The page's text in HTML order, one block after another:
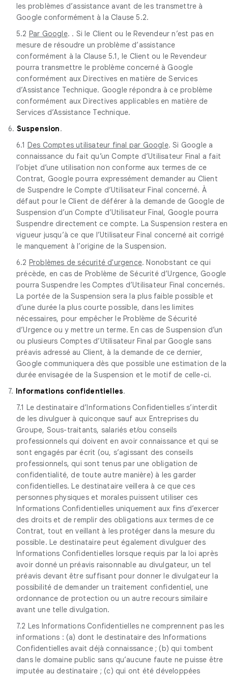
les problèmes d’assistance avant de les transmettre à
Google conformément à la Clause 5.2.
5.2 Par Google. . Si le Client ou le Revendeur n’est pas en
mesure de résoudre un problème d’assistance
conformément à la Clause 5.1, le Client ou le Revendeur
pourra transmettre le problème concerné à Google
conformément aux Directives en matière de Services
d’Assistance Technique. Google répondra à ce problème
conformément aux Directives applicables en matière de
Services d’Assistance Technique.
6. Suspension.
6.1 Des Comptes utilisateur final par Google. Si Google a
connaissance du fait qu’un Compte d’Utilisateur Final a fait
l’objet d’une utilisation non conforme aux termes de ce
Contrat, Google pourra expressément demander au Client
de Suspendre le Compte d’Utilisateur Final concerné. À
défaut pour le Client de déférer à la demande de Google de
Suspension d’un Compte d’Utilisateur Final, Google pourra
Suspendre directement ce compte. La Suspension restera en
vigueur jusqu’à ce que l’Utilisateur Final concerné ait corrigé
le manquement à l’origine de la Suspension.
6.2 Problèmes de sécurité d'urgence. Nonobstant ce qui
précède, en cas de Problème de Sécurité d’Urgence, Google
pourra Suspendre les Comptes d’Utilisateur Final concernés.
La portée de la Suspension sera la plus faible possible et
d’une durée la plus courte possible, dans les limites
nécessaires, pour empêcher le Problème de Sécurité
d’Urgence ou y mettre un terme. En cas de Suspension d’un
ou plusieurs Comptes d’Utilisateur Final par Google sans
préavis adressé au Client, à la demande de ce dernier,
Google communiquera dès que possible une estimation de la
durée envisagée de la Suspension et le motif de celle-ci.
7. Informations confidentielles.
7.1 Le destinataire d’Informations Confidentielles s’interdit
de les divulguer à quiconque sauf aux Entreprises du
Groupe, Sous-traitants, salariés et/ou conseils
professionnels qui doivent en avoir connaissance et qui se
sont engagés par écrit (ou, s’agissant des conseils
professionnels, qui sont tenus par une obligation de
confidentialité, de toute autre manière) à les garder
confidentielles. Le destinataire veillera à ce que ces
personnes physiques et morales puissent utiliser ces
Informations Confidentielles uniquement aux fins d’exercer
des droits et de remplir des obligations aux termes de ce
Contrat, tout en veillant à les protéger dans la mesure du
possible. Le destinataire peut également divulguer des
Informations Confidentielles lorsque requis par la loi après
avoir donné un préavis raisonnable au divulgateur, un tel
préavis devant être suffisant pour donner le divulgateur la
possibilité de demander un traitement confidentiel, une
ordonnance de protection ou un autre recours similaire
avant une telle divulgation.
7.2 Les Informations Confidentielles ne comprennent pas les
informations : (a) dont le destinataire des Informations
Confidentielles avait déjà connaissance ; (b) qui tombent
dans le domaine public sans qu’aucune faute ne puisse être
imputée au destinataire ; (c) qui ont été développées